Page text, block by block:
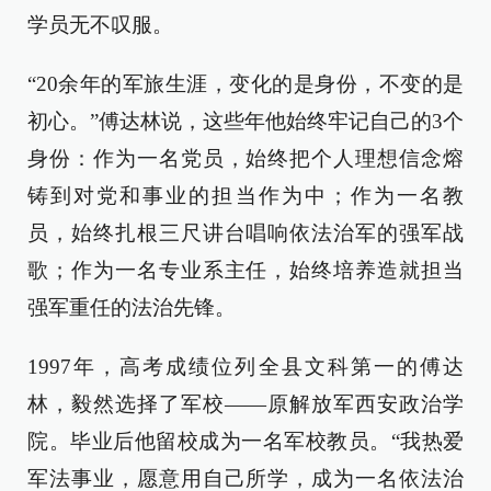
学员无不叹服。
“20余年的军旅生涯，变化的是身份，不变的是
初心。”傅达林说，这些年他始终牢记自己的3个
身份：作为一名党员，始终把个人理想信念熔
铸到对党和事业的担当作为中；作为一名教
员，始终扎根三尺讲台唱响依法治军的强军战
歌；作为一名专业系主任，始终培养造就担当
强军重任的法治先锋。
1997年，高考成绩位列全县文科第一的傅达
林，毅然选择了军校——原解放军西安政治学
院。毕业后他留校成为一名军校教员。“我热爱
军法事业，愿意用自己所学，成为一名依法治